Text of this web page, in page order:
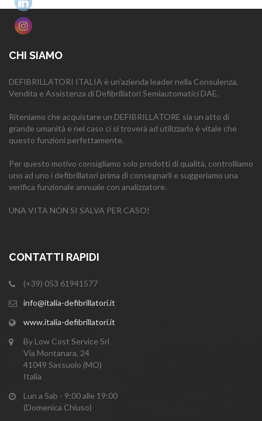
CHI SIAMO
DEFIBRILLATORI ITALIA è un'azienda leader nella Consulenza,
Vendita e Assistenza di Defibrillatori Semiautomatici DAE.
Riteniamo che acquistare un DEFIBRILLATORE sia un atto di
grande umanità e nel caso ci si troverà ad utilizzarlo è vitale che
questo funzioni perfettamente.
Per questo motivo consigliamo solo prodotti di qualità, controlliamo
uno ad uno i defibrillatori prima di consegnarli e suggeriamo una
verifica funzionale annuale con analizzatore.
UNA VITA NON SI SALVA PER CASO!
CONTATTI RAPIDI
(+39) 053 61941577
info@italia-defibrillatori.it
www.italia-defibrillatori.it
By Low Cost Service Srl
Via Montanara, 24
41049 Sassuolo (MO)
Italia
Lun a Sab - 9:00 alle 19:00
(Domenica Chiuso)